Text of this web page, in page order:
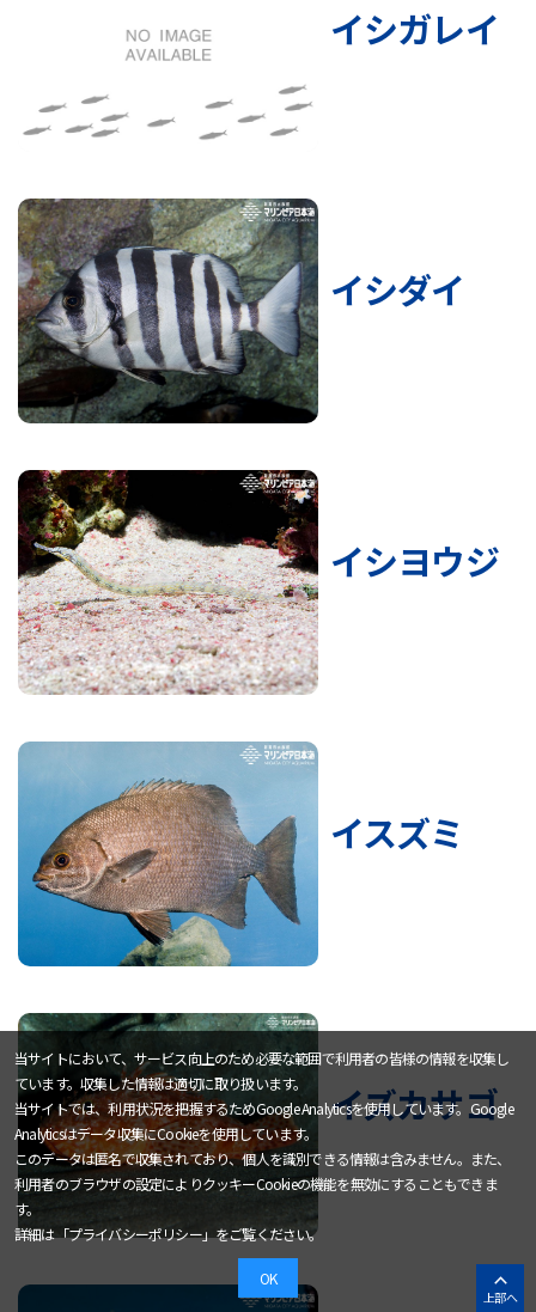
イシガレイ
イシダイ
イシヨウジ
イスズミ
イズカサゴ
上部へ
当サイトにおいて、サービス向上のため必要な範囲で利用者の皆様の情報を収集し
ています。収集した情報は適切に取り扱います。
当サイトでは、利用状況を把握するためGoogle Analyticsを使用しています。Google
Analyticsはデータ収集にCookieを使用しています。
このデータは匿名で収集されており、個人を識別できる情報は含みません。また、
利用者のブラウザの設定によりクッキーCookieの機能を無効にすることもできま
す。
詳細は「プライバシーポリシー」をご覧ください。
OK